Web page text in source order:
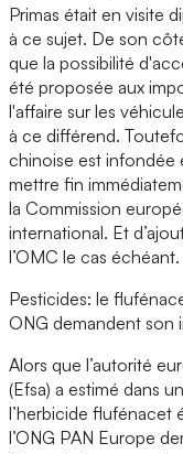
Primas était en visite
à ce sujet. De son
que la possibilité
été proposée aux
l'affaire sur les
à ce différend.
chinoise est infondée
mettre fin
la Commission
international. Et
l’OMC le cas échéant.
Pesticides: le
ONG demandent son
Alors que l’autorité
(Efsa) a estimé dans
l’herbicide flufénacet
l’ONG PAN Europe